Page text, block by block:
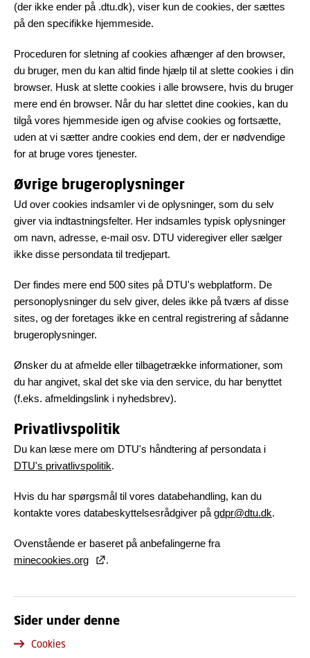
(der ikke ender på .dtu.dk), viser kun de cookies, der sættes
på den specifikke hjemmeside.
Proceduren for sletning af cookies afhænger af den browser,
du bruger, men du kan altid finde hjælp til at slette cookies i din
browser. Husk at slette cookies i alle browsere, hvis du bruger
mere end én browser. Når du har slettet dine cookies, kan du
tilgå vores hjemmeside igen og afvise cookies og fortsætte,
uden at vi sætter andre cookies end dem, der er nødvendige
for at bruge vores tjenester.
Øvrige brugeroplysninger
Ud over cookies indsamler vi de oplysninger, som du selv
giver via indtastningsfelter. Her indsamles typisk oplysninger
om navn, adresse, e-mail osv. DTU videregiver eller sælger
ikke disse persondata til tredjepart.
Der findes mere end 500 sites på DTU's webplatform. De
personoplysninger du selv giver, deles ikke på tværs af disse
sites, og der foretages ikke en central registrering af sådanne
brugeroplysninger.
Ønsker du at afmelde eller tilbagetrække informationer, som
du har angivet, skal det ske via den service, du har benyttet
(f.eks. afmeldingslink i nyhedsbrev).
Privatlivspolitik
Du kan læse mere om DTU's håndtering af persondata i
DTU's privatlivspolitik.
Hvis du har spørgsmål til vores databehandling, kan du
kontakte vores databeskyttelsesrådgiver på gdpr@dtu.dk.
Ovenstående er baseret på anbefalingerne fra
minecookies.org
.
Sider under denne
Cookies